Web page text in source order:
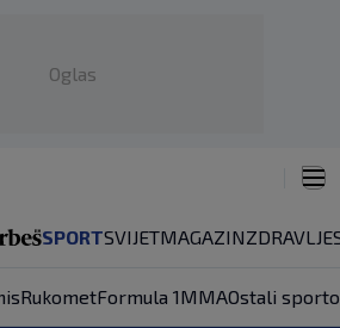
Oglas
SPORTSVIJETMAGAZINZDRAVLJE
RukometFormula 1MMAOstali